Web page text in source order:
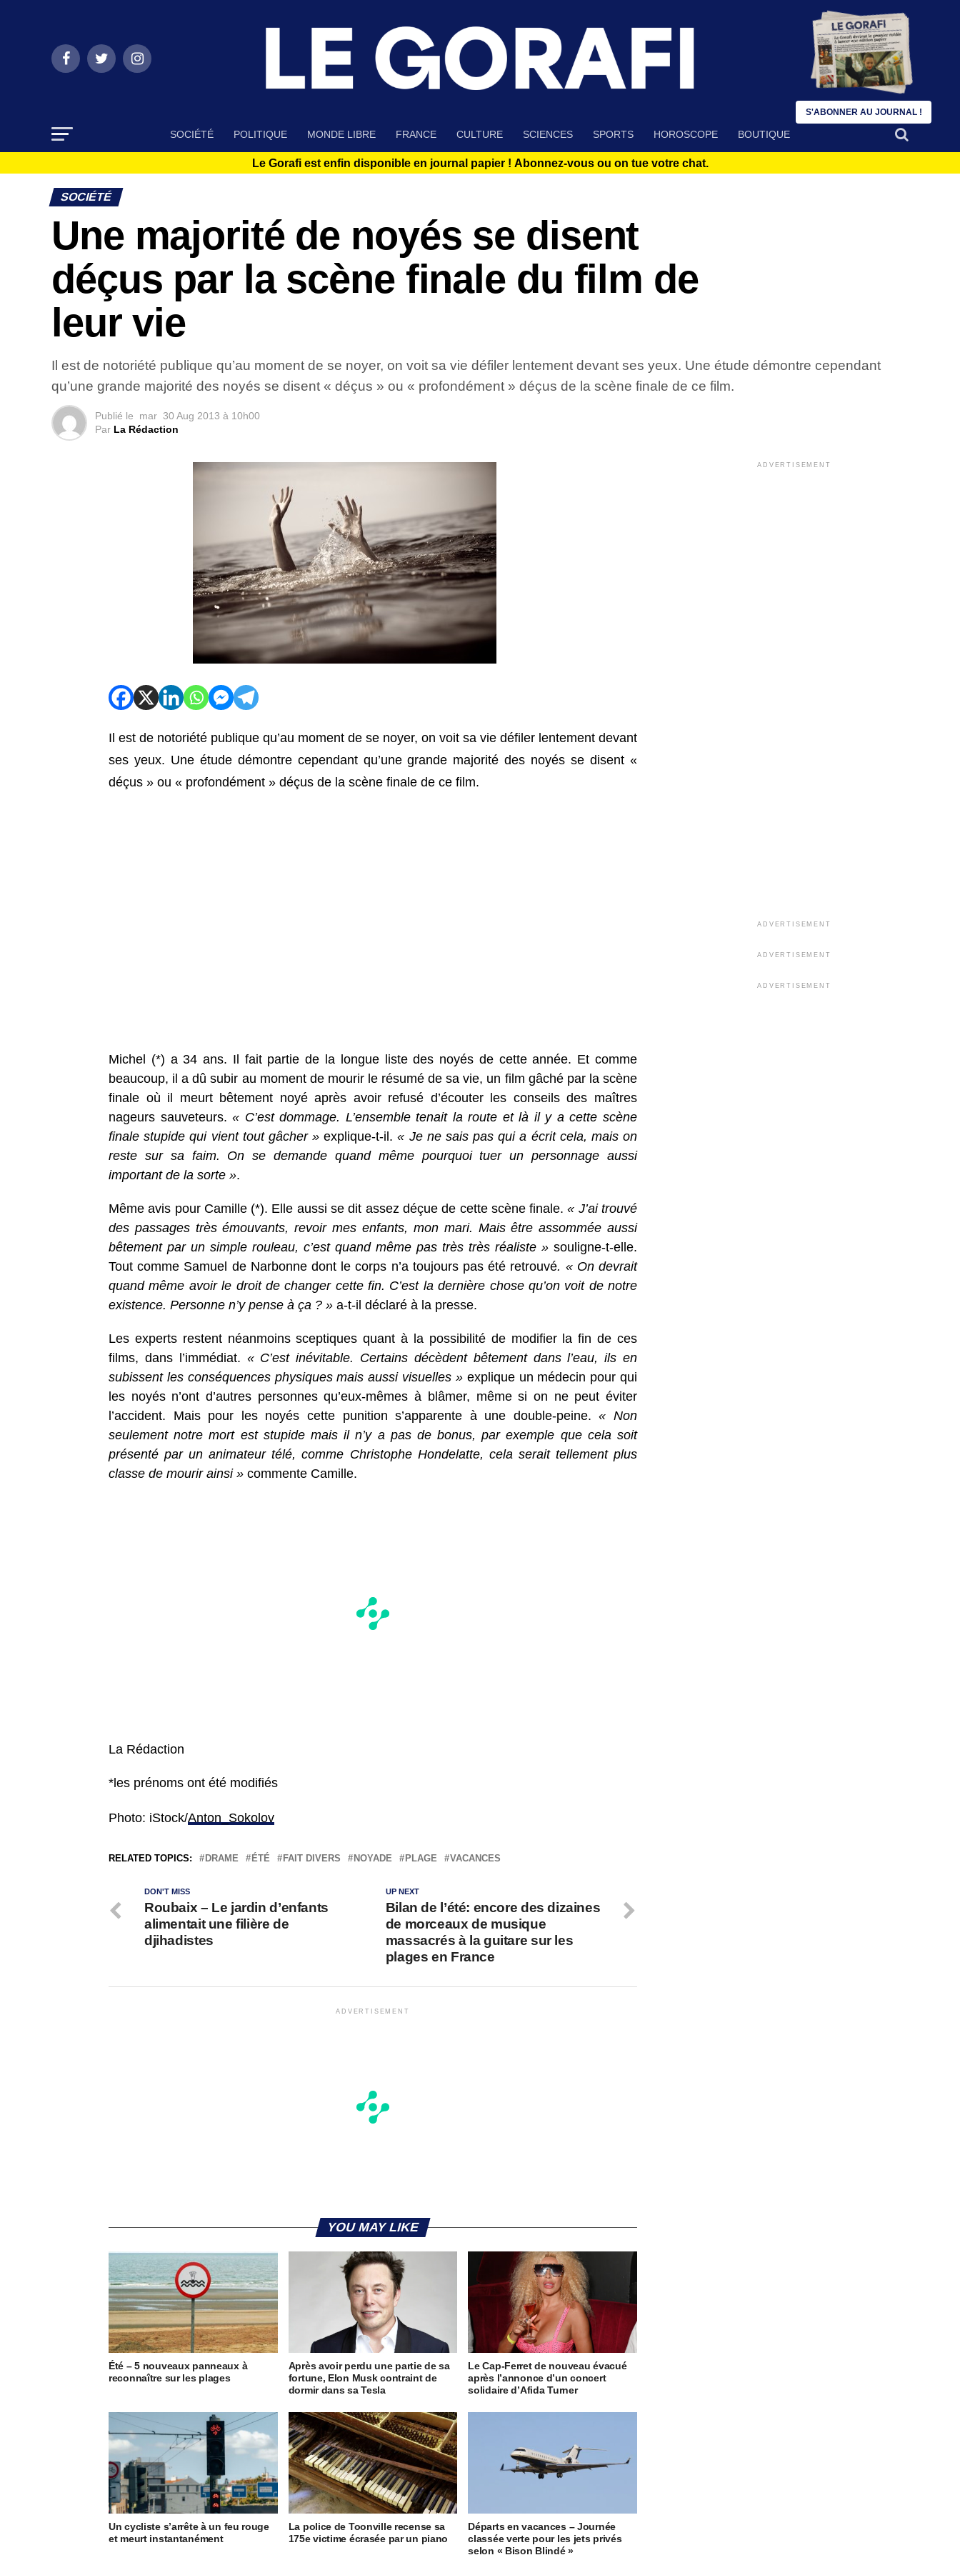
SOCIÉTÉ POLITIQUE MONDE LIBRE FRANCE CULTURE SCIENCES SPORTS HOROSCOPE BOUTIQUE
Le Gorafi est enfin disponible en journal papier ! Abonnez-vous ou on tue votre chat.
SOCIÉTÉ
Une majorité de noyés se disent
déçus par la scène finale du film de
leur vie
Il est de notoriété publique qu’au moment de se noyer, on voit sa vie défiler lentement devant ses yeux. Une étude démontre cependant
qu’une grande majorité des noyés se disent « déçus » ou « profondément » déçus de la scène finale de ce film.
Publié le mar 30 Aug 2013 à 10h00
Par La Rédaction
Il est de notoriété publique qu’au moment de se noyer, on voit sa vie défiler lentement devant
ses yeux. Une étude démontre cependant qu’une grande majorité des noyés se disent «
déçus » ou « profondément » déçus de la scène finale de ce film.
Michel (*) a 34 ans. Il fait partie de la longue liste des noyés de cette année. Et comme
beaucoup, il a dû subir au moment de mourir le résumé de sa vie, un film gâché par la scène
finale où il meurt bêtement noyé après avoir refusé d’écouter les conseils des maîtres
nageurs sauveteurs.« C’est dommage. L’ensemble tenait la route et là il y a cette scène
finale stupide qui vient tout gâcher » explique-t-il.« Je ne sais pas qui a écrit cela, mais on
reste sur sa faim. On se demande quand même pourquoi tuer un personnage aussi
important de la sorte ».
Même avis pour Camille (*). Elle aussi se dit assez déçue de cette scène finale.« J’ai trouvé
des passages très émouvants, revoir mes enfants, mon mari. Mais être assommée aussi
bêtement par un simple rouleau, c’est quand même pas très très réaliste » souligne-t-elle.
Tout comme Samuel de Narbonne dont le corps n’a toujours pas été retrouvé. « On devrait
quand même avoir le droit de changer cette fin. C’est la dernière chose qu’on voit de notre
existence. Personne n’y pense à ça ? » a-t-il déclaré à la presse.
Les experts restent néanmoins sceptiques quant à la possibilité de modifier la fin de ces
films, dans l’immédiat. « C’est inévitable. Certains décèdent bêtement dans l’eau, ils en
subissent les conséquences physiques mais aussi visuelles »explique un médecin pour qui
les noyés n’ont d’autres personnes qu’eux-mêmes à blâmer, même si on ne peut éviter
l’accident. Mais pour les noyés cette punition s’apparente à une double-peine.« Non
seulement notre mort est stupide mais il n’y a pas de bonus, par exemple que cela soit
présenté par un animateur télé, comme Christophe Hondelatte, cela serait tellement plus
classe de mourir ainsi » commente Camille.
La Rédaction
*les prénoms ont été modifiés
Photo: iStock/Anton_Sokolov
RELATED TOPICS: DRAME ÉTÉ FAIT DIVERS NOYADE PLAGE VACANCES
UP NEXT
Bilan de l’été: encore des dizaines
de morceaux de musique
massacrés à la guitare sur les
plages en France
DON'T MISS
Roubaix – Le jardin d’enfants
alimentait une filière de
djihadistes
ADVERTISEMENT
YOU MAY LIKE
Été – 5 nouveaux panneaux à
reconnaître sur les plages
Après avoir perdu une partie de sa
fortune, Elon Musk contraint de
dormir dans sa Tesla
Le Cap-Ferret de nouveau évacué
après l’annonce d’un concert
solidaire d’Afida Turner
Un cycliste s’arrête à un feu rouge
et meurt instantanément
La police de Toonville recense sa
175e victime écrasée par un piano
Départs en vacances – Journée
classée verte pour les jets privés
selon « Bison Blindé »
ADVERTISEMENT
ADVERTISEMENT
ADVERTISEMENT
ADVERTISEMENT
S'ABONNER AU JOURNAL !